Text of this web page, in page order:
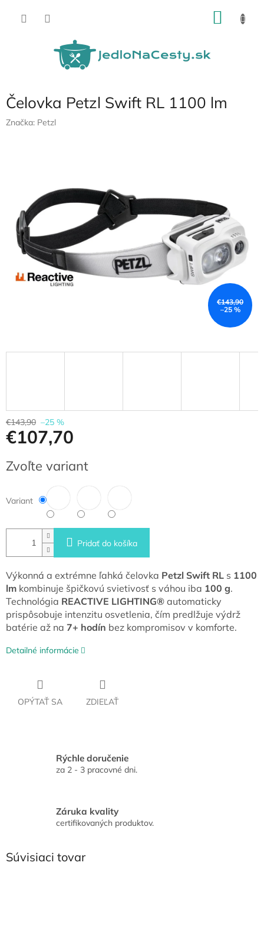
Čelovka Petzl Swift RL 1100 lm
Značka: Petzl
€143,90
–25 %
€143,90 –25 %
€107,70
cena:
Zvoľte variant
Variant
Pridať do košíka
Výkonná a extrémne ľahká čelovka Petzl Swift RL s 1100
lm kombinuje špičkovú svietivosť s váhou iba 100 g.
Technológia REACTIVE LIGHTING® automaticky
prispôsobuje intenzitu osvetlenia, čím predlžuje výdrž
batérie až na 7+ hodín bez kompromisov v komforte.
Detailné informácie
OPÝTAŤ SA ZDIEĽAŤ
Rýchle doručenie
za 2 - 3 pracovné dni.
Záruka kvality
certifikovaných produktov.
Súvisiaci tovar